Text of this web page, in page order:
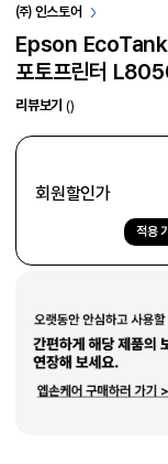
㈜ 인스토어
Epson EcoTank
포토프린터
리뷰보기 ()
회원할인가
적용